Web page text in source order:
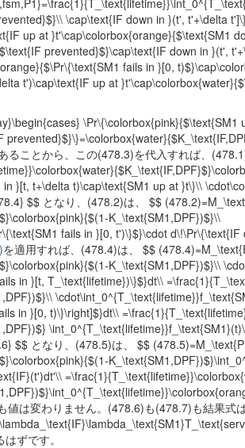
\cap\text{IF down in }(t', t'+\delta
up at }t'\cap\colorbox{orange}{$\text{SM1
prevented}$}\cap\text{IF down in }(t',
fails in }[0,
t')\cap\text{IF up at
ことから、この(478.3)を代入すれば、
}[t, t+\delta t)\cap\text{SM1 up at }t\}\\
$$ となり、(478.2)は、 $$
K_\text{SM1,DPF})$}\\
fails in }[0, t')\}$}\cdot
を適用すれば、(478.4)は、 $$
K_\text{SM1,DPF})$}\\
in }[t, T_\text{lifetime})\}$}dt\\
in }[0, t)\}\right]$}dt\\
$$ となり、(478.5)は、 $$
は変わりません。(478.6)も(478.7)も結果式
ずです。